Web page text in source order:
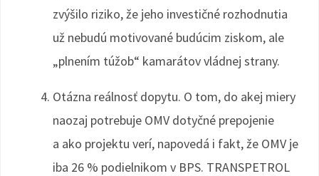
zvýšilo riziko, že jeho investičné rozhodnutia
už nebudú motivované budúcim ziskom, ale
„plnením túžob“ kamarátov vládnej strany.
Otázna reálnosť dopytu. O tom, do akej miery
naozaj potrebuje OMV dotyčné prepojenie
a ako projektu verí, napovedá i fakt, že OMV je
iba 26 % podielnikom v BPS. TRANSPETROL